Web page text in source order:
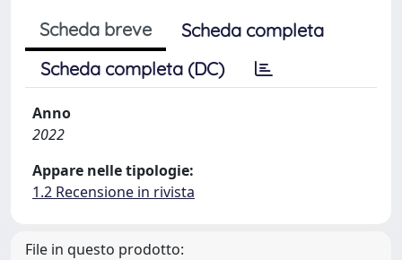
Scheda breve
Scheda completa
Scheda completa (DC)
Anno
2022
Appare nelle tipologie:
1.2 Recensione in rivista
File in questo prodotto: